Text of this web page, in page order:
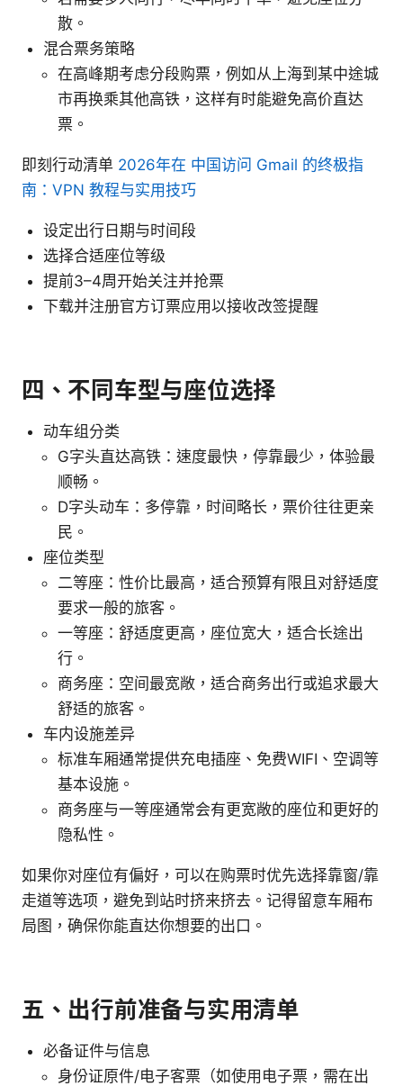
散。
混合票务策略
在高峰期考虑分段购票，例如从上海到某中途城
市再换乘其他高铁，这样有时能避免高价直达
票。
即刻行动清单 2026年在 中国访问 Gmail 的终极指
南：VPN 教程与实用技巧
设定出行日期与时间段
选择合适座位等级
提前3–4周开始关注并抢票
下载并注册官方订票应用以接收改签提醒
四、不同车型与座位选择
动车组分类
G字头直达高铁：速度最快，停靠最少，体验最
顺畅。
D字头动车：多停靠，时间略长，票价往往更亲
民。
座位类型
二等座：性价比最高，适合预算有限且对舒适度
要求一般的旅客。
一等座：舒适度更高，座位宽大，适合长途出
行。
商务座：空间最宽敞，适合商务出行或追求最大
舒适的旅客。
车内设施差异
标准车厢通常提供充电插座、免费WIFI、空调等
基本设施。
商务座与一等座通常会有更宽敞的座位和更好的
隐私性。
如果你对座位有偏好，可以在购票时优先选择靠窗/靠
走道等选项，避免到站时挤来挤去。记得留意车厢布
局图，确保你能直达你想要的出口。
五、出行前准备与实用清单
必备证件与信息
身份证原件/电子客票（如使用电子票，需在出